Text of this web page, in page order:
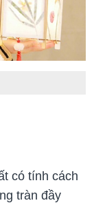
có tính cách
tràn đầy